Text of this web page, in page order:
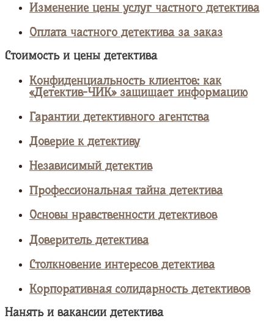
Изменение цены услуг частного детектива
Оплата частного детектива за заказ
Стоимость и цены детектива
Конфиденциальность клиентов: как
«Детектив-ЧИК» защищает информацию
Гарантии детективного агентства
Доверие к детективу
Независимый детектив
Профессиональная тайна детектива
Основы нравственности детективов
Доверитель детектива
Столкновение интересов детектива
Корпоративная солидарность детективов
Нанять и вакансии детектива